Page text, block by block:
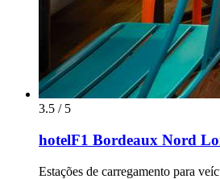
3.5 / 5
hotelF1 Bordeaux Nord
Estações de carregamento para